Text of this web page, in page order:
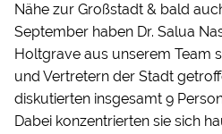
Nähe zur Großstadt & bald
September haben Dr. Salua
Holtgrave aus unserem Team
und Vertretern der Stadt
diskutierten insgesamt 9
Dabei konzentrierten sie sich